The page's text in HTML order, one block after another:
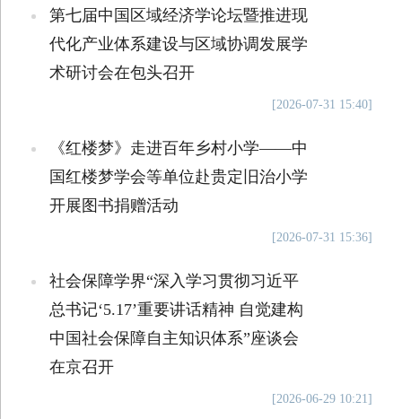
第七届中国区域经济学论坛暨推进现
代化产业体系建设与区域协调发展学
术研讨会在包头召开
[2026-07-31 15:40]
《红楼梦》走进百年乡村小学——中
国红楼梦学会等单位赴贵定旧治小学
开展图书捐赠活动
[2026-07-31 15:36]
社会保障学界“深入学习贯彻习近平
总书记‘5.17’重要讲话精神 自觉建构
中国社会保障自主知识体系”座谈会
在京召开
[2026-06-29 10:21]